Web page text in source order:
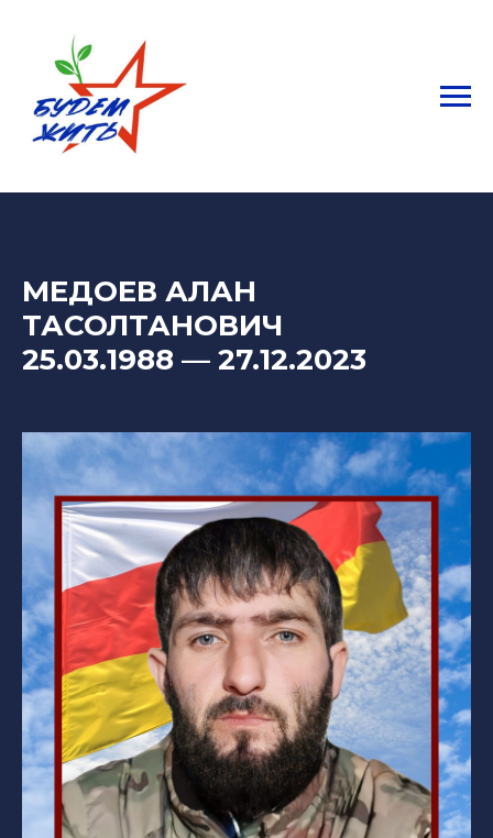
МЕДОЕВ АЛАН
ТАСОЛТАНОВИЧ
25.03.1988 — 27.12.2023